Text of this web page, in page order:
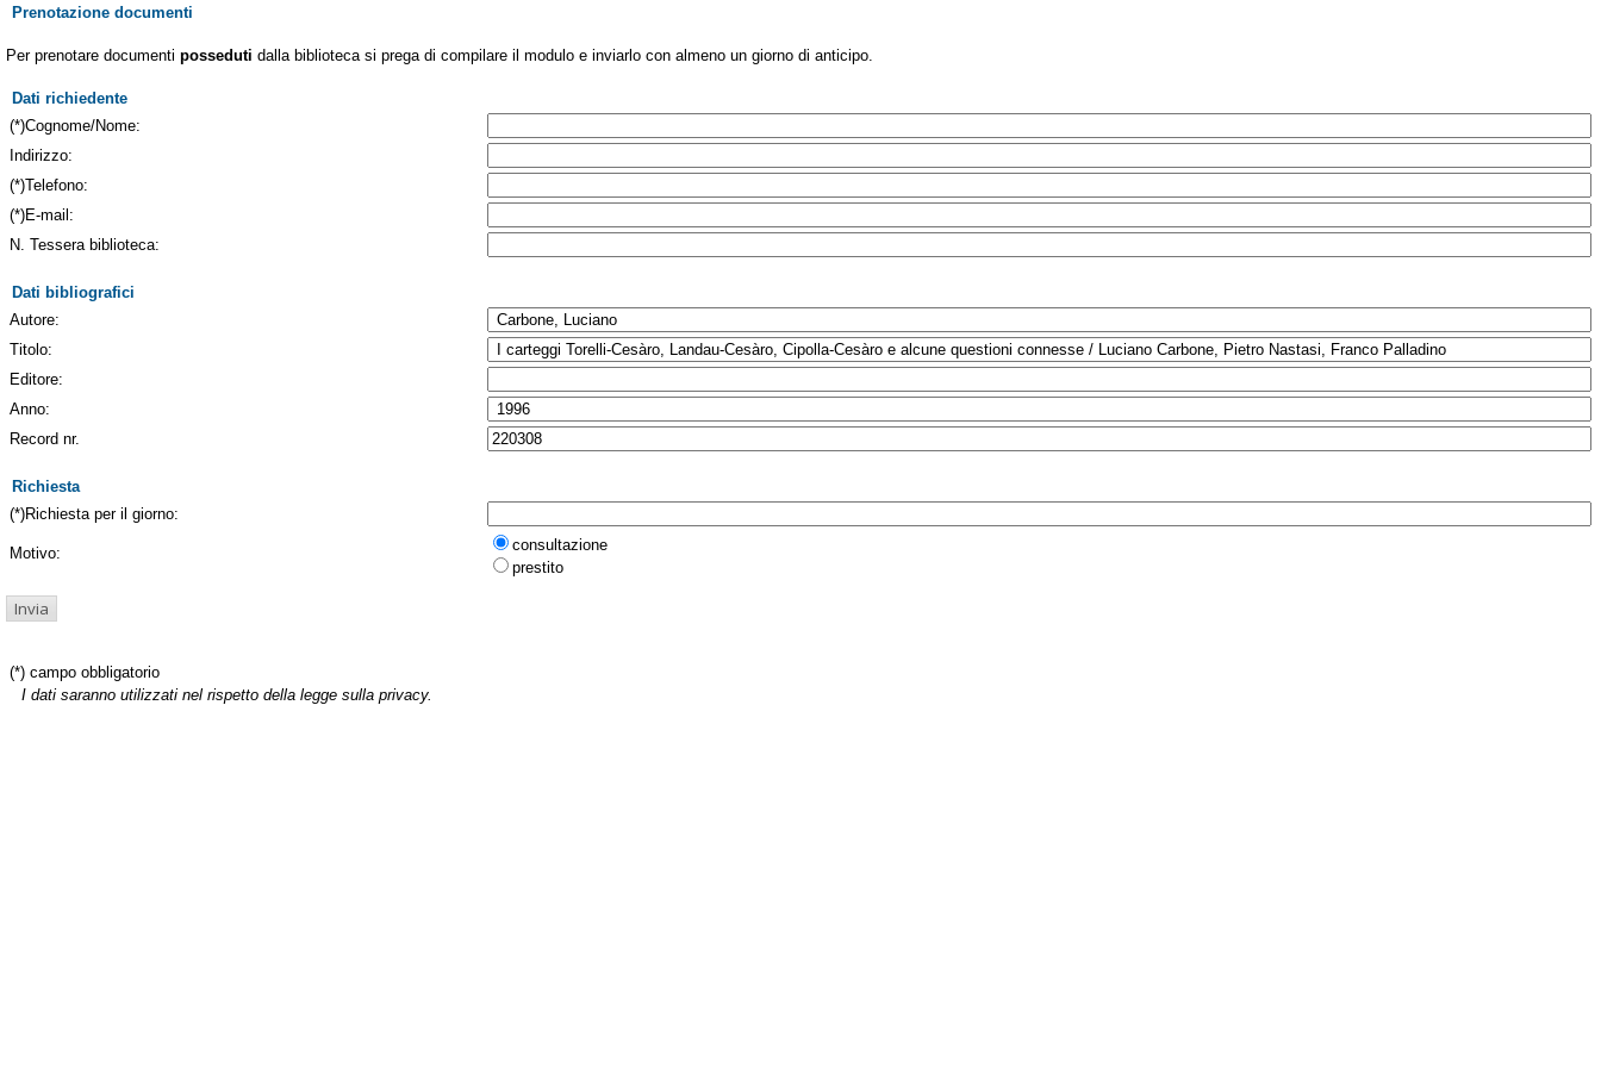
Prenotazione documenti
Per prenotare documenti posseduti dalla biblioteca si prega di compilare il modulo e inviarlo con almeno un giorno di anticipo.
Dati richiedente
(*)Cognome/Nome:
Indirizzo:
(*)Telefono:
(*)E-mail:
N. Tessera biblioteca:
Dati bibliografici
Autore:
Titolo:
Editore:
Anno:
Record nr.
Richiesta
(*)Richiesta per il giorno:
Motivo:
consultazione
prestito
(*) campo obbligatorio
I dati saranno utilizzati nel rispetto della legge sulla privacy.